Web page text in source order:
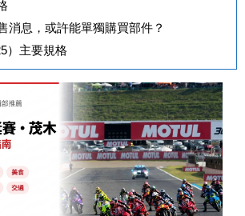
消息，或許能單獨購買部件？
）主要規格